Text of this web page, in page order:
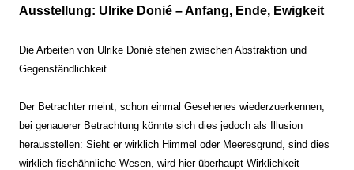
Ausstellung: Ulrike Donié – Anfang, Ende, Ewigkeit
Die Arbeiten von Ulrike Donié stehen zwischen Abstraktion und
Gegenständlichkeit.
Der Betrachter meint, schon einmal Gesehenes wiederzuerkennen,
bei genauerer Betrachtung könnte sich dies jedoch als Illusion
herausstellen: Sieht er wirklich Himmel oder Meeresgrund, sind dies
wirklich fischähnliche Wesen, wird hier überhaupt Wirklichkeit